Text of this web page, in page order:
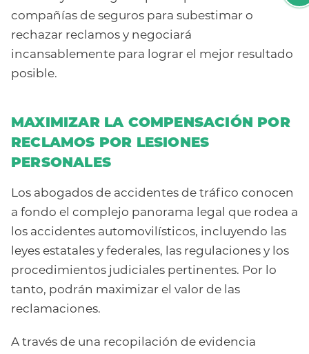
compañías de seguros para subestimar o
rechazar reclamos y negociará
incansablemente para lograr el mejor resultado
posible.
MAXIMIZAR LA COMPENSACIÓN POR
RECLAMOS POR LESIONES
PERSONALES
Los abogados de accidentes de tráfico conocen
a fondo el complejo panorama legal que rodea a
los accidentes automovilísticos, incluyendo las
leyes estatales y federales, las regulaciones y los
procedimientos judiciales pertinentes. Por lo
tanto, podrán maximizar el valor de las
reclamaciones.
A través de una recopilación de evidencia